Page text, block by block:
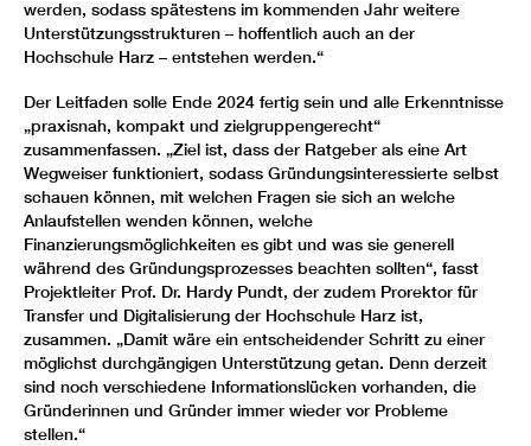
werden, sodass spätestens im kommenden Jahr weitere
Unterstützungsstrukturen – hoffentlich auch an der
Hochschule Harz – entstehen werden.“
Der Leitfaden solle Ende 2024 fertig sein und alle Erkenntnisse
„praxisnah, kompakt und zielgruppengerecht“
zusammenfassen. „Ziel ist, dass der Ratgeber als eine Art
Wegweiser funktioniert, sodass Gründungsinteressierte selbst
schauen können, mit welchen Fragen sie sich an welche
Anlaufstellen wenden können, welche
Finanzierungsmöglichkeiten es gibt und was sie generell
während des Gründungsprozesses beachten sollten“, fasst
Projektleiter Prof. Dr. Hardy Pundt, der zudem Prorektor für
Transfer und Digitalisierung der Hochschule Harz ist,
zusammen. „Damit wäre ein entscheidender Schritt zu einer
möglichst durchgängigen Unterstützung getan. Denn derzeit
sind noch verschiedene Informationslücken vorhanden, die
Gründerinnen und Gründer immer wieder vor Probleme
stellen.“